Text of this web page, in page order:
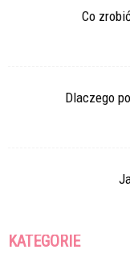
Co
Dlaczego
KATEGORIE